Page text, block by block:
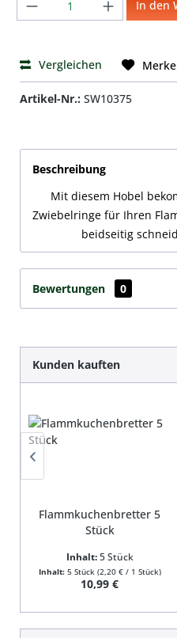
In den
Vergleichen
Artikel-Nr.: SW10375
Beschreibung
Mit diesem Hobel
Zwiebelringe für Ihren
beidseitig
Bewertungen 0
Kunden kauften
Flammkuchenbretter 5
Stück
Inhalt:5 Stück
Inhalt: 5 Stück (2,20 € / 1 Stück)
Regulärer Preis:
10,99 €